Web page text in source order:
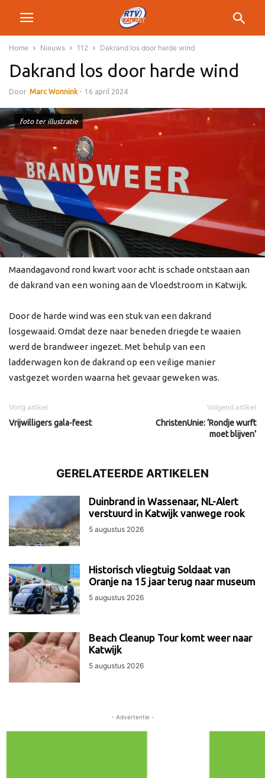
Home Nieuws 112 Dakrand los door harde wind
Dakrand los door harde wind
Door Marc Wonnink - 16 april 2024
foto ter illustratie
Maandagavond rond kwart voor acht is schade ontstaan aan
de dakrand van een woning aan de Vloedstroom in Katwijk.
Door de harde wind was een stuk van een dakrand
losgewaaid. Omdat deze naar beneden driegde te waaien
werd de brandweer ingezet. Met behulp van een
ladderwagen kon de dakrand op een veilige manier
vastgezet worden waarna het gevaar geweken was.
Vorig artikel
Vrijwilligers gala-feest
Volgend artikel
ChristenUnie: ‘Rondje wurft
moet blijven’
GERELATEERDE ARTIKELEN
Duinbrand in Wassenaar, NL-Alert
verstuurd in Katwijk vanwege rook
5 augustus 2026
Historisch vliegtuig Soldaat van
Oranje na 15 jaar terug naar museum
5 augustus 2026
Beach Cleanup Tour komt weer naar
Katwijk
5 augustus 2026
- Advertentie -